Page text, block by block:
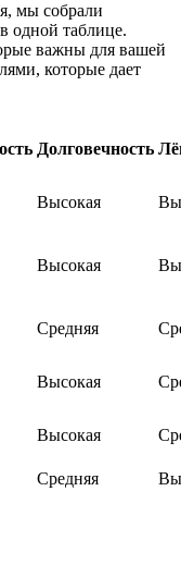
мы собрали
одной таблице.
важны для вашей
которые дает
Долговечность
Высокая
Высокая
Средняя
Высокая
Высокая
Средняя